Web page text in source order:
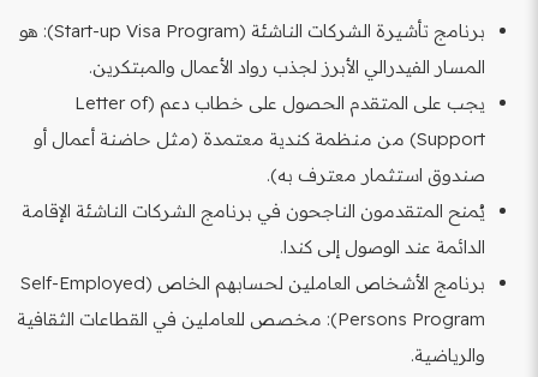
برنامج تأشيرة الشركات الناشئة (Start-up Visa Program): هو
المسار الفيدرالي الأبرز لجذب رواد الأعمال والمبتكرين.
يجب على المتقدم الحصول على خطاب دعم (Letter of
Support) من منظمة كندية معتمدة (مثل حاضنة أعمال أو
صندوق استثمار معترف به).
يُمنح المتقدمون الناجحون في برنامج الشركات الناشئة الإقامة
الدائمة عند الوصول إلى كندا.
برنامج الأشخاص العاملين لحسابهم الخاص (Self-Employed
Persons Program): مخصص للعاملين في القطاعات الثقافية
والرياضية.